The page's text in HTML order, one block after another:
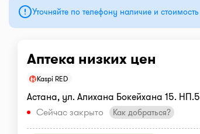
Уточняйте по телефону наличие и стоимость
Аптека низких цен
Kaspi RED
Астана, ул. Алихана Бокейхана 15. НП.5
Сейчас закрыто
Как добраться?